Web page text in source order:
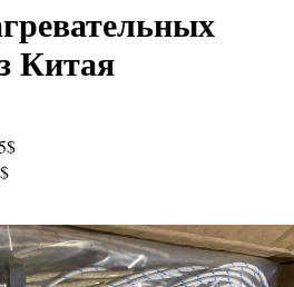
Китая